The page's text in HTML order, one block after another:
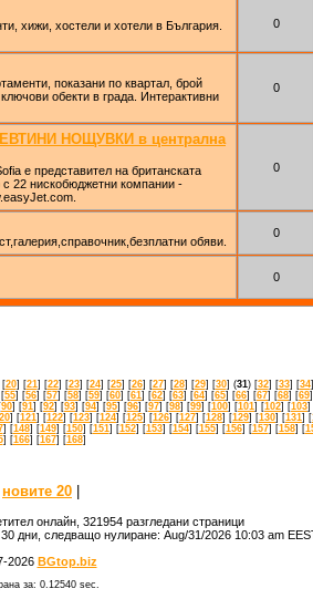
хижи, хостели и хотели в България.
0
показани по квартал, брой
обекти в града. Интерактивни
0
НОЩУВКИ в централна
е представител на британската
22 нискобюджетни компании -
0
обяви.
0
0
[20] [21 ] [22] [23] [24] [25] [26] [27] [28] [29] [30] (31 ) [32] [33] [34
55] [56] [57] [58] [59] [60] [61 ] [62] [63] [64] [65] [66] [67] [68] [69
90] [91 ] [92] [93] [94] [95] [96] [97] [98] [99] [100] [101 ] [102] [103]
] [121 ] [122] [123] [124] [125] [126] [127] [128] [129] [130] [131 ] [
] [148] [149] [150] [151 ] [152] [153] [154] [155] [156] [157] [158] [
] [166] [167] [168]
новите 20 |
онлайн, 321954 разгледани страници
дни, следващо нулиране: Aug/31/2026 10:03 am
2026 BGtop.biz
за: 0.12540 sec.